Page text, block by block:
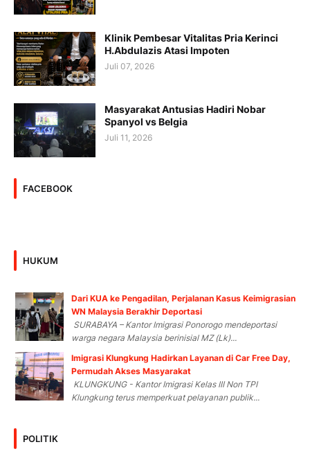
Klinik Pembesar Vitalitas Pria Kerinci
H.Abdulazis Atasi Impoten
Juli 07, 2026
Masyarakat Antusias Hadiri Nobar
Spanyol vs Belgia
Juli 11, 2026
FACEBOOK
HUKUM
Dari KUA ke Pengadilan, Perjalanan Kasus Keimigrasian
WN Malaysia Berakhir Deportasi
SURABAYA – Kantor Imigrasi Ponorogo mendeportasi
warga negara Malaysia berinisial MZ (Lk)...
Imigrasi Klungkung Hadirkan Layanan di Car Free Day,
Permudah Akses Masyarakat
KLUNGKUNG - Kantor Imigrasi Kelas III Non TPI
Klungkung terus memperkuat pelayanan publik...
POLITIK